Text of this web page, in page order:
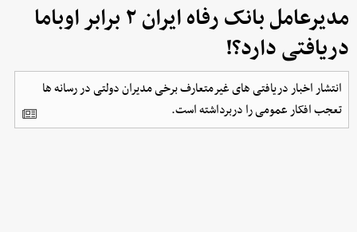
مدیرعامل بانک رفاه ایران ۲ برابر اوباما
دریافتی دارد؟!
انتشار اخبار دریافتی های غیرمتعارف برخی مدیران دولتی در رسانه ها
تعجب افکار عمومی را دربرداشته است.